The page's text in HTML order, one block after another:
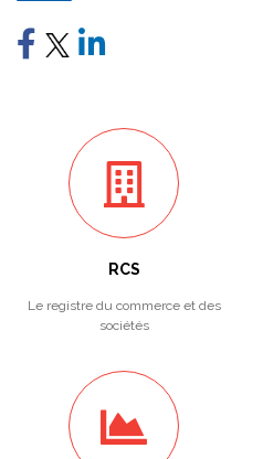
RCS
Le registre du commerce et des
sociétés